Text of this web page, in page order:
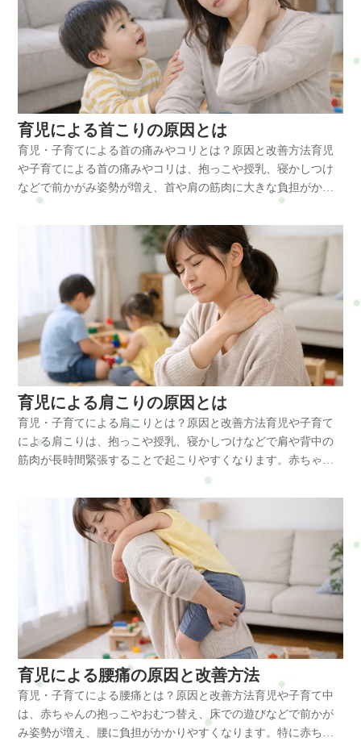
す。バキバキ系はやりません。（特になんの効果もないので）
カラダとココロの整え方コース出産・育児によるカラダの慢性
的な辛さ・痛さ・不快感があるあなたにお勧めです。一時的な
改善ではなく、継続する改善を目指せます！ダイエット・カラ
ダのラインをキレイにしたいあなたにもお勧めです。整体×ボデ
ィトレーニング出産・育児でカラダのラインが崩れた。食事だ
けではなく運動で痩せたいあなたにもお勧めです。
なる疲れだけではなく、首・肩・背中にかかる持続的な負担が
引き金になって起こることが多い不調です。赤ちゃんや子ども
を抱っこする時間が長いと、腕だけでなく首から肩、背中まで
常に力が入りやすくなります。また、授乳や食事介助、おむつ
替えでは前かがみ姿勢が増え、頭の位置が前に出ることで首の
後ろの筋肉が緊張しやすくなります。特に負担が集中しやすい
部位は以下の通りです。・僧帽筋・肩甲挙筋・小胸筋・後頭部
まわりの筋肉・首の付け根から肩甲骨周辺これらの筋肉が硬く
なると血流が低下し、締めつけられるような頭痛や重だるい頭
痛につながりやすくなります。主な原因 育児や子育てによる頭
痛には、いくつかの原因が重なっていることが少なくありませ
の前かがみ姿勢・夜間対応による睡眠不足・子どもの動きに合
わせ続ける精神的緊張・スマホ使用によるストレートネック傾
向・家事と育児の両立による休息不足抱っこは一見すると腕の
負担に思えますが、実際には体幹や肩周囲の筋肉が常に支えて
おり、首にも大きな緊張がかかります。さらに授乳時に背中を
丸めた姿勢が続くと、小胸筋が縮みやすくなり、巻き肩が強ま
ります。すると胸郭出口まわりの通りが悪くなり、肩や腕のだ
るさだけでなく、首まわりの循環低下から頭痛が出やすくなり
ます。睡眠不足と筋肉の緊張が重なると、回復しきれないまま
次の日の負担が積み重なり、頭痛が慢性化しやすくなります。
体に起こる変化 育児による頭痛の背景では、筋肉・関節・自律
神経にさまざまな変化が起こっています。まず、頭は大人で4～
6kgほどあるため、前かがみ姿勢になるほど首への負担は大きく
果、後頭部からこめかみにかけて重い痛みや締めつけ感が出や
すくなります。また、子どもの泣き声や夜間の覚醒にすぐ対応
しなければならない生活は、交感神経が優位になりやすい状態
です。気が休まらず、呼吸も浅くなりやすいため、肩や首の力
が抜けにくくなります。すると血流が低下し、疲労物質がたま
りやすくなって頭痛のきっかけになります。育児中の頭痛は、
筋肉のこりだけでなく、自律神経の乱れや呼吸の浅さも関係し
ていることが大きな特徴です。放置するとどうなる 頭痛を我慢
しながら育児を続けていると、次のような悪循環につながるこ
とがあります。・肩こりや首こりが強くなる・目の疲れや吐き
気を感じやすくなる・イライラしやすくなる・眠りが浅くなり
疲労が抜けにくくなる・家事や育児への集中力が落ちる・腰痛
や背中の張りも増えやすくなる特に「少し休めば治る」と思っ
育児による首こりの原因とは
育児・子育てによる首の痛みやコリとは？原因と改善方法育児
や子育てによる首の痛みやコリは、抱っこや授乳、寝かしつけ
などで前かがみ姿勢が増え、首や肩の筋肉に大きな負担がかか
ることで起こりやすくなります。特に赤ちゃんのお世話では長
時間同じ姿勢になりやすく、首の筋肉が緊張し続けることで血
流が低下し、痛みやコリとして感じやすくなります。日常の姿
勢や体の使い方を少し意識するだけでも負担を軽減することが
できます。育児・子育てによる首の痛みやコリとは 育児中に起
こる首の痛みやコリは、単なる疲れではなく、首や肩の筋肉が
長時間緊張することで起こる筋肉疲労が大きく関係していま
す。赤ちゃんの抱っこや授乳では、自然と顔を下に向ける姿勢
になりやすく、頭が前に出る姿勢が続きます。頭は約4～6kgほ
どあるため、前に出るほど首の筋肉には大きな負担がかかりま
す。特に負担が集中しやすい筋肉は次の通りです。・僧帽筋・
肩甲挙筋・胸鎖乳突筋・小胸筋・後頭下筋群これらの筋肉が硬
くなると首の可動域が狭くなり、振り向きにくさや重だるさ、
痛みなどを感じやすくなります。主な原因 育児中の首の痛みや
コリは、日常生活のさまざまな要因が重なって起こります。・
抱っこによる首や肩の緊張・授乳やミルク時の前かがみ姿勢・
スマホを見ながらの育児・寝不足による筋肉疲労・精神的な緊
張やストレス・家事と育児の同時進行特に抱っこでは腕だけで
なく、首から肩、背中まで全体の筋肉で支えるため、首の筋肉
が常に働き続ける状態になります。さらにスマホを見る姿勢が
増えると、ストレートネックの状態になりやすく、首への負担
が増える原因になります。育児中の首こりは「姿勢」「筋肉の
緊張」「睡眠不足」の3つが重なることで起こりやすくなりま
す。体に起こる変化 首のコリが続くと、首だけでなく肩や背中
にも影響が広がります。まず、首の筋肉が緊張すると血流が低
下し、疲労物質が溜まりやすくなります。その結果、首の重だ
るさや痛みだけでなく、肩こりや頭痛につながることもありま
す。また、小胸筋が硬くなると肩が前に出る巻き肩の姿勢にな
りやすく、胸郭出口付近が圧迫されることで肩や腕のだるさが
育児による肩こりの原因とは
育児・子育てによる肩こりとは？原因と改善方法育児や子育て
による肩こりは、抱っこや授乳、寝かしつけなどで肩や背中の
筋肉が長時間緊張することで起こりやすくなります。赤ちゃん
のお世話では前かがみ姿勢が増え、さらに家事も同時に行うこ
とが多いため、肩や首の筋肉に大きな負担がかかります。筋肉
の緊張が続くと血流が低下し、重だるさや痛みとして感じやす
くなります。育児・子育てによる肩こりとは 育児中の肩こり
は、日常の動作や姿勢の影響を強く受ける不調です。特に赤ち
ゃんを抱っこする時間が長い場合、腕だけではなく肩や背中の
筋肉が常に働き続ける状態になります。育児による肩こりは、
抱っこ・授乳・前かがみ姿勢などが重なり、肩周囲の筋肉が慢
性的に緊張することで起こります。肩こりに関係する主な筋肉
は次の通りです。・僧帽筋・肩甲挙筋・小胸筋・菱形筋・後頭
部まわりの筋肉これらの筋肉が硬くなると肩甲骨の動きが悪く
なり、肩こりや首こりを感じやすくなります。主な原因 育児に
よる肩こりには、日常生活の中でさまざまな原因がありま
す。・抱っこやおんぶによる肩への負担・授乳やミルク時の前
かがみ姿勢・スマホ操作によるストレートネック・家事と育児
育児による腰痛の原因と改善方法
育児・子育てによる腰痛とは？原因と改善方法育児や子育て中
は、赤ちゃんの抱っこやおむつ替え、床での遊びなどで前かが
み姿勢が増え、腰に負担がかかりやすくなります。特に赤ちゃ